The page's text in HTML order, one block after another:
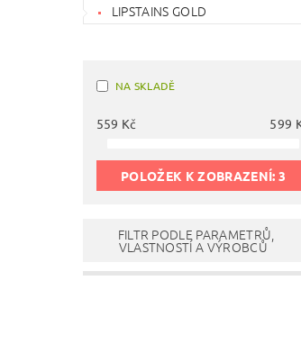
LIPSTAINS GOLD
NA SKLADĚ
559 Kč 599
POLOŽEK K ZOBRAZENÍ: 3
FILTR PODLE PARAMETRŮ,
VLASTNOSTÍ A VÝROBCŮ